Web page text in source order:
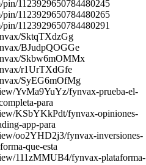
pin/1123929650784480245
pin/1123929650784480265
pin/1123929650784480291
/SktqTXdzGg
/BJudpQOGGe
/Skbw6mOMMx
/r1UrTXdGfe
/SyEG6mOfMg
YvMa9YuYz/fynvax-prueba-el-
para
KSbYKkPdt/fynvax-opiniones-
app-para
oo2YHD2j3/fynvax-inversiones-
que-esta
111zMMUB4/fynvax-plataforma-